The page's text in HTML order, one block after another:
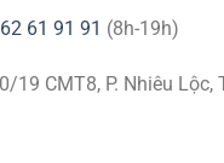
61 91 91 (8h-19h)
19 CMT8, P. Nhiêu Lộc,